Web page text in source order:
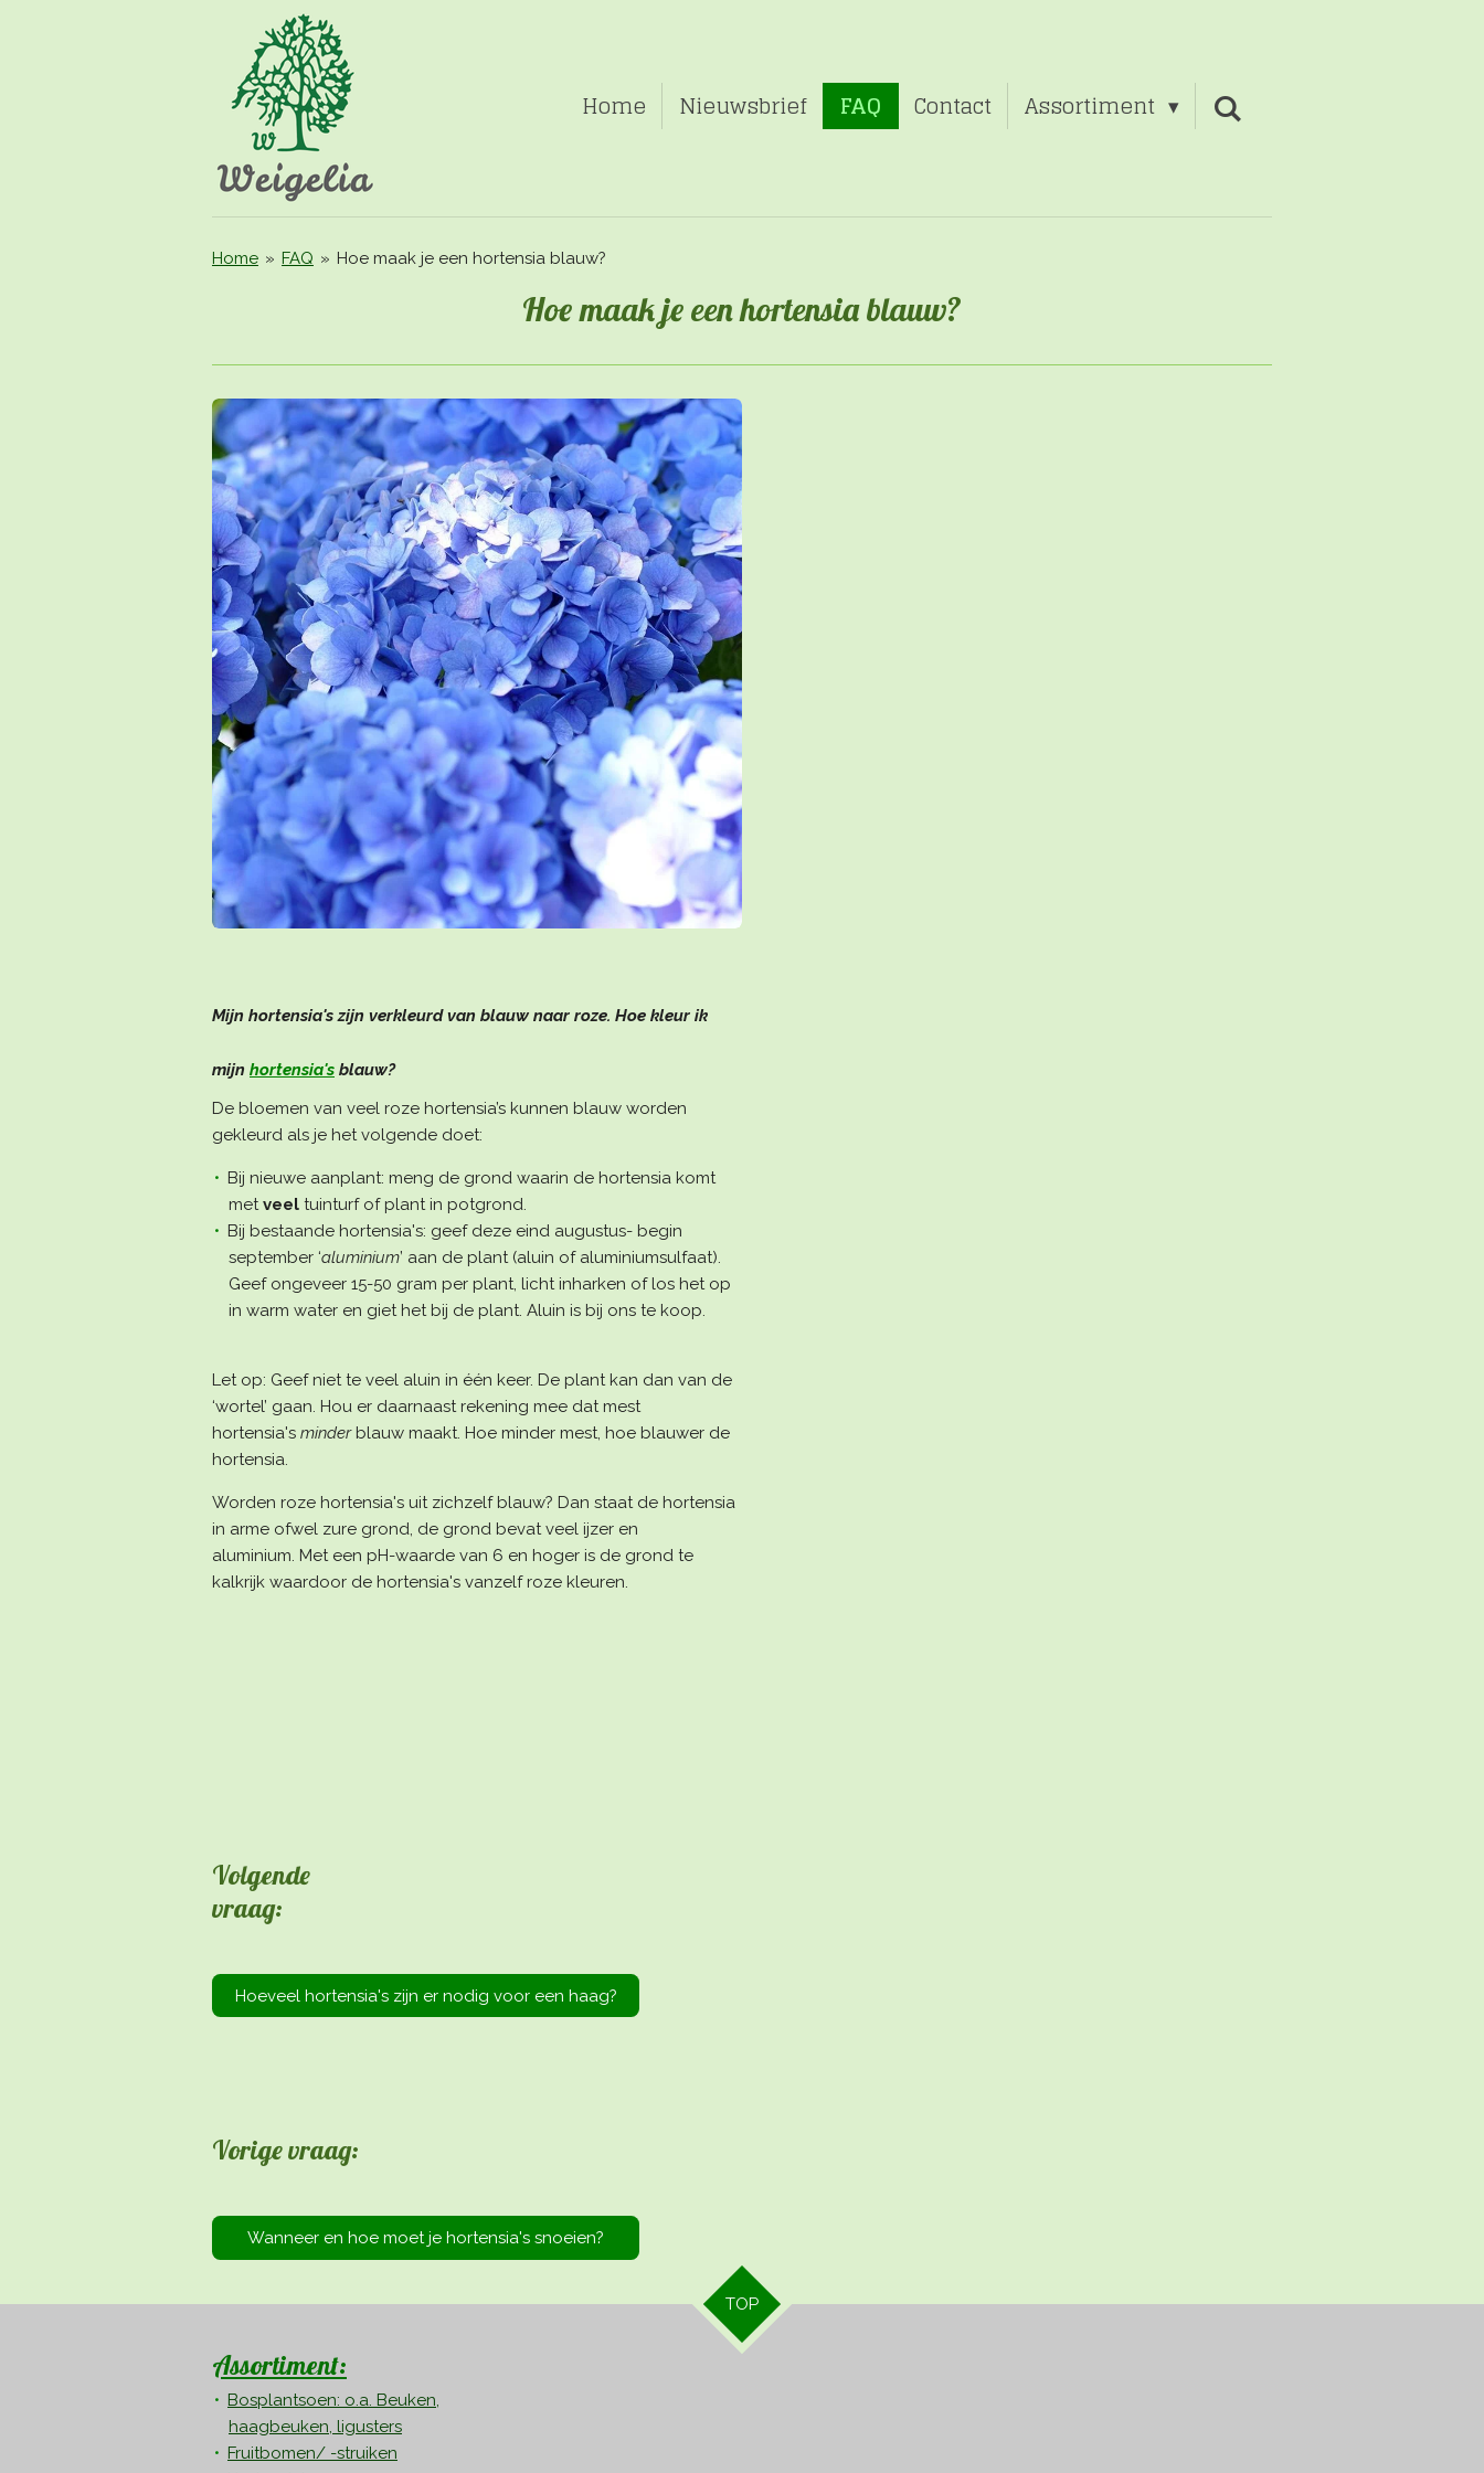
Home Nieuwsbrief FAQ Contact Assortiment
Home » FAQ » Hoe maak je een hortensia blauw?
Hoe maak je een hortensia blauw?
Mijn hortensia's zijn verkleurd van blauw naar roze. Hoe kleur ik
mijn hortensia's blauw?
De bloemen van veel roze hortensia’s kunnen blauw worden
gekleurd als je het volgende doet:
Bij nieuwe aanplant: meng de grond waarin de hortensia komt
met veel tuinturf of plant in potgrond.
Bij bestaande hortensia's: geef deze eind augustus- begin
september ‘aluminium’ aan de plant (aluin of aluminiumsulfaat).
Geef ongeveer 15-50 gram per plant, licht inharken of los het op
in warm water en giet het bij de plant. Aluin is bij ons te koop.
Let op: Geef niet te veel aluin in één keer. De plant kan dan van de
‘wortel’ gaan. Hou er daarnaast rekening mee dat mest
hortensia's minder blauw maakt. Hoe minder mest, hoe blauwer de
hortensia.
Worden roze hortensia's uit zichzelf blauw? Dan staat de hortensia
in arme ofwel zure grond, de grond bevat veel ijzer en
aluminium. Met een pH-waarde van 6 en hoger is de grond te
kalkrijk waardoor de hortensia's vanzelf roze kleuren.
Volgende
vraag:
Hoeveel hortensia's zijn er nodig voor een haag?
Vorige vraag:
Wanneer en hoe moet je hortensia's snoeien?
TOP
Assortiment:
Bosplantsoen: o.a. Beuken,
haagbeuken, ligusters
Fruitbomen/ -struiken